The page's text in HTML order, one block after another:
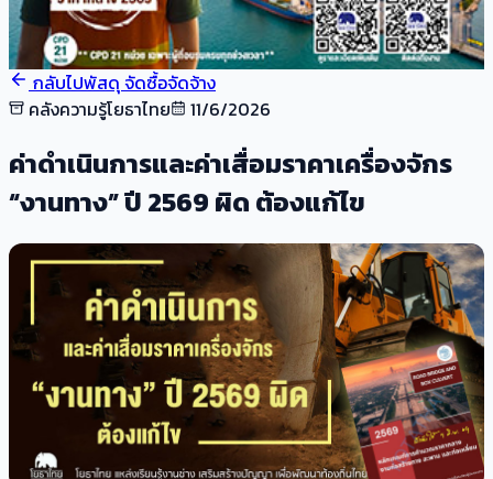
กลับไปพัสดุ จัดซื้อจัดจ้าง
คลังความรู้โยธาไทย
11/6/2026
ค่าดำเนินการและค่าเสื่อมราคาเครื่องจักร
“งานทาง” ปี 2569 ผิด ต้องแก้ไข